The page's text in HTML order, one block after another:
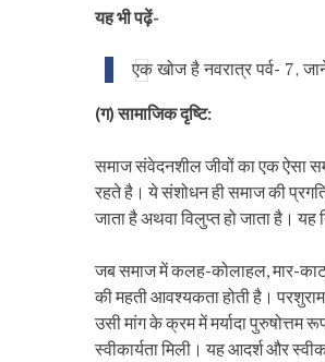
यह भी पढ़ें-
एक खोज है नवरात्र पर्व- 7,
(ग) सामाजिक दृष्टि:
समाज संवेदनशील जीवों का एक ऐसा
रहते है। ये संशोधन ही समाज की
जाता है अथवा विलुप्त हो जाता है।
जब समाज में कलह-कोलाहल, मार-काट,
की महती आवश्यकता होती है। परशुराम
उसी मांग के क्रम में मर्यादा
स्वीकार्यता मिली। यह आदर्श और